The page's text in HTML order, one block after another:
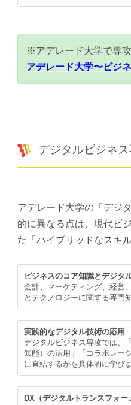
※アデレード大学で専
アデレード大学〜ビジ
デジタルビジネ
アデレード大学の「デジ
的に異なる点は、現代ビ
た「ハイブリッドなスキ
ビジネスのコア知識とデジタ
会計、マーケティング、経営
とテクノロジーに関する専門
実践的なデジタル技術の応用
デジタルビジネス専攻では、
知能）の活用」「コラボレー
に直結するかを具体的に学び
DX（デジタルトランスフォ